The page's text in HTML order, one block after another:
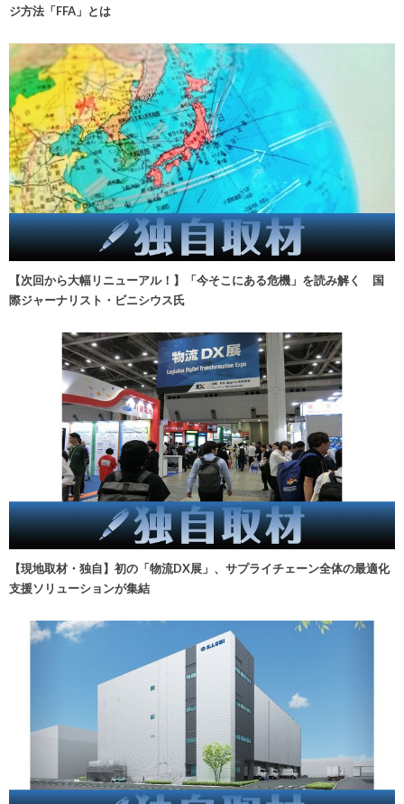
ジ方法「FFA」とは
【次回から大幅リニューアル！】「今そこにある危機」を読み解く 国
際ジャーナリスト・ビニシウス氏
【現地取材・独自】初の「物流DX展」、サプライチェーン全体の最適化
支援ソリューションが集結